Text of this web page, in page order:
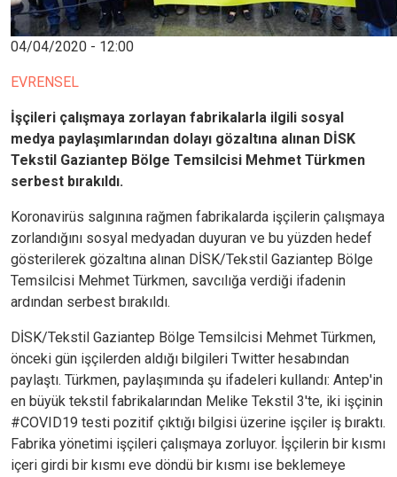
04/04/2020 - 12:00
EVRENSEL
İşçileri çalışmaya zorlayan fabrikalarla ilgili sosyal
medya paylaşımlarından dolayı gözaltına alınan DİSK
Tekstil Gaziantep Bölge Temsilcisi Mehmet Türkmen
serbest bırakıldı.
Koronavirüs salgınına rağmen fabrikalarda işçilerin çalışmaya
zorlandığını sosyal medyadan duyuran ve bu yüzden hedef
gösterilerek gözaltına alınan DİSK/Tekstil Gaziantep Bölge
Temsilcisi Mehmet Türkmen, savcılığa verdiği ifadenin
ardından serbest bırakıldı.
DİSK/Tekstil Gaziantep Bölge Temsilcisi Mehmet Türkmen,
önceki gün işçilerden aldığı bilgileri Twitter hesabından
paylaştı. Türkmen, paylaşımında şu ifadeleri kullandı: Antep'in
en büyük tekstil fabrikalarından Melike Tekstil 3'te, iki işçinin
#COVID19 testi pozitif çıktığı bilgisi üzerine işçiler iş bıraktı.
Fabrika yönetimi işçileri çalışmaya zorluyor. İşçilerin bir kısmı
içeri girdi bir kısmı eve döndü bir kısmı ise beklemeye